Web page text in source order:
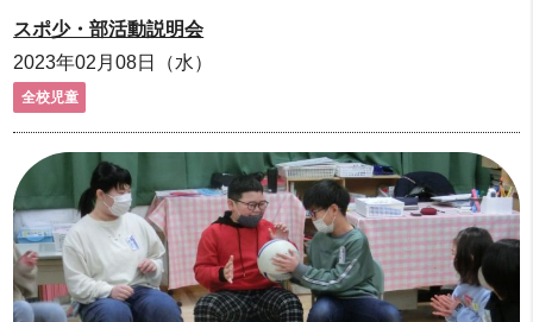
スポ少・部活動説明会
2023年02月08日（水）
全校児童